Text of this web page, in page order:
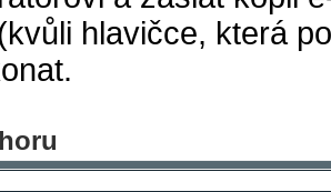
hlavičce, která